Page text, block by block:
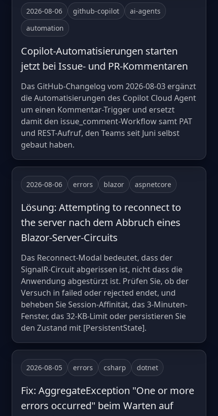
2026-08-06 github-copilot
ai-agents
automation
Copilot-Automatisierungen starten
jetzt bei Issue- und PR-Kommentaren
Das GitHub-Changelog vom 2026-08-03 ergänzt
die Automatisierungen des Copilot Cloud Agent
um einen Kommentar-Trigger und ersetzt
damit den issue_comment-Workflow samt PAT
und REST-Aufruf, den Teams seit Juni selbst
gebaut haben.
2026-08-06 errors blazor aspnetcore
Lösung: Attempting to reconnect to
the server nach dem Abbruch eines
Blazor-Server-Circuits
Das Reconnect-Modal bedeutet, dass der
SignalR-Circuit abgerissen ist, nicht dass die
Anwendung abgestürzt ist. Prüfen Sie, ob der
Versuch in failed oder rejected endet, und
beheben Sie Session-Affinität, das 3-Minuten-
Fenster, das 32-KB-Limit oder persistieren Sie
den Zustand mit [PersistentState].
2026-08-05 errors csharp dotnet
Fix: AggregateException "One or more
errors occurred" beim Warten auf